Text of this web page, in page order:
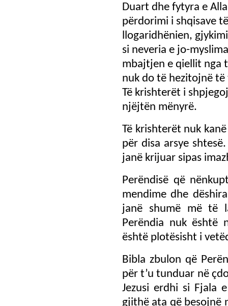
Duart dhe fytyra e
përdorimi i shqisave
llogaridhënien,
si neveria e jo-
mbajtjen e qiellit nga
nuk do të hezitojnë
Të krishterët i
njëjtën mënyrë.
Të krishterët nuk
për disa arsye
janë krijuar sipas
Perëndisë që
mendime dhe
janë shumë më të
Perëndia nuk është
është plotësisht i
Bibla zbulon që
për t’u tunduar në
Jezusi erdhi si Fjala
gjithë ata që besojnë